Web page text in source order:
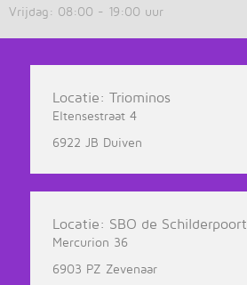
Vrijdag: 08:00 - 19:00 uur
Locatie: Triominos
Eltensestraat 4
6922 JB Duiven
Locatie: SBO de Schilderpoort
Mercurion 36
6903 PZ Zevenaar